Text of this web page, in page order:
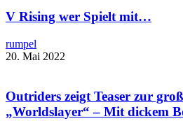
V Rising wer Spielt mit…
rumpel
20. Mai 2022
Outriders zeigt Teaser zur
„Worldslayer“ – Mit dickem